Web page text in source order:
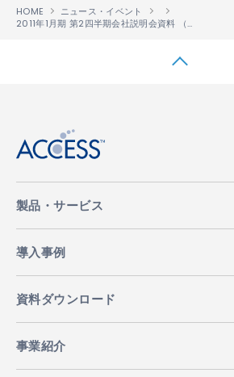
HOME
ニュース・イベント
2011年1月期 第2四半期会社説明会資料 （事業説明資料）
製品・サービス
導入事例
資料ダウンロード
事業紹介